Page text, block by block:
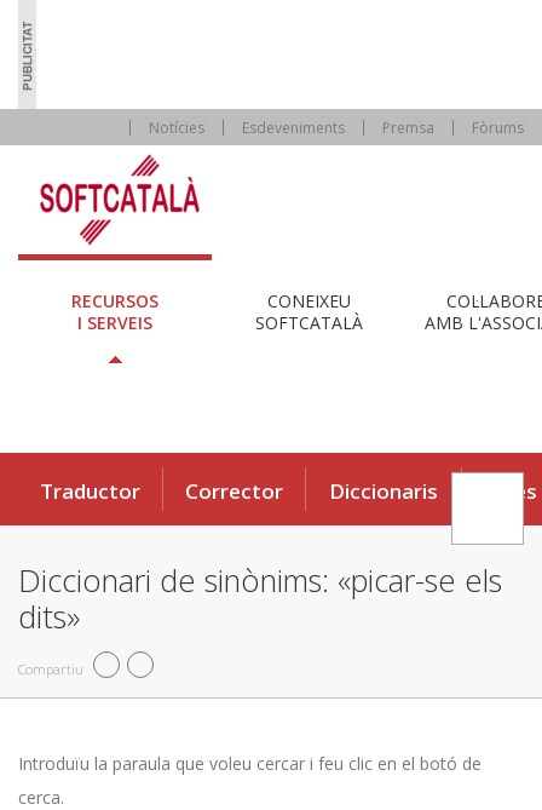
Notícies Esdeveniments Premsa Fòrums
RECURSOS
I SERVEIS
CONEIXEU
SOFTCATALÀ
AMB
Traductor Corrector Diccionaris Eines
Diccionari de sinònims: «picar-se els
dits»
Compartiu
Introduïu la paraula que voleu cercar i feu clic en el botó de
cerca.